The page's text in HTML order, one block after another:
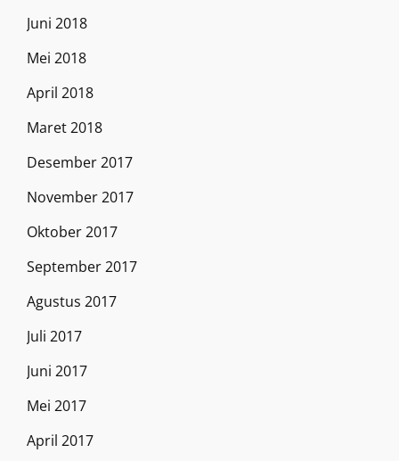
Juni 2018
Mei 2018
April 2018
Maret 2018
Desember 2017
November 2017
Oktober 2017
September 2017
Agustus 2017
Juli 2017
Juni 2017
Mei 2017
April 2017